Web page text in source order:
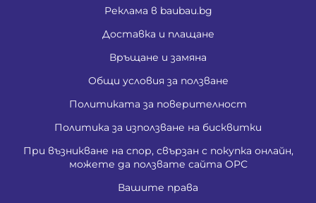
Реклама в baubau.bg
Доставка и плащане
Връщане и замяна
Общи условия за ползване
Политиката за поверителност
Политика за използване на бисквитки
При възникване на спор, свързан с покупка онлайн,
можете да ползвате сайта ОРС
Вашите права